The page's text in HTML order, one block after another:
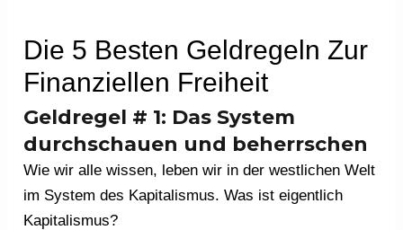
Die 5 Besten Geldregeln Zur
Finanziellen Freiheit
Geldregel # 1: Das System
durchschauen und beherrschen
Wie wir alle wissen, leben wir in der westlichen Welt
im System des Kapitalismus. Was ist eigentlich
Kapitalismus?